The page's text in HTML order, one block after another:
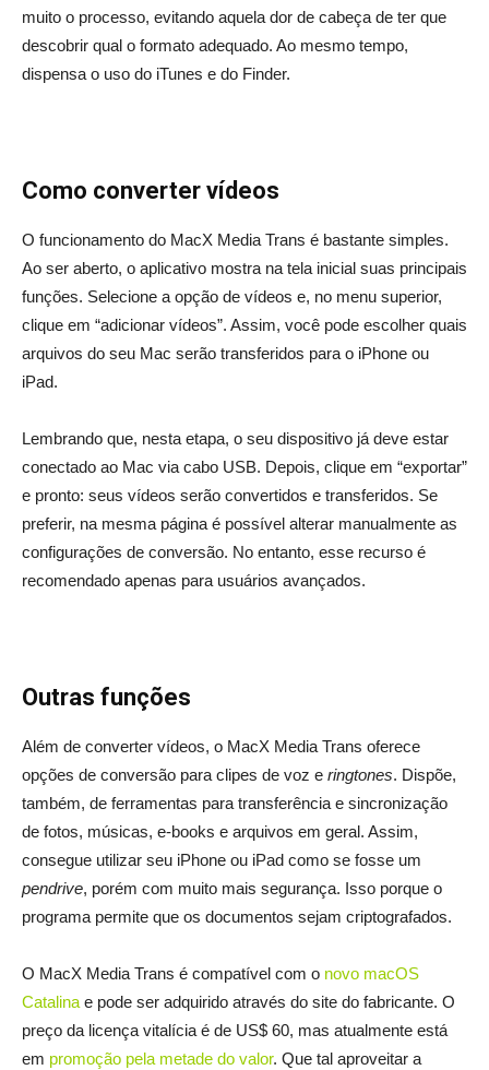
muito o processo, evitando aquela dor de cabeça de ter que
descobrir qual o formato adequado. Ao mesmo tempo,
dispensa o uso do iTunes e do Finder.
Como converter vídeos
O funcionamento do MacX Media Trans é bastante simples.
Ao ser aberto, o aplicativo mostra na tela inicial suas principais
funções. Selecione a opção de vídeos e, no menu superior,
clique em “adicionar vídeos”. Assim, você pode escolher quais
arquivos do seu Mac serão transferidos para o iPhone ou
iPad.
Lembrando que, nesta etapa, o seu dispositivo já deve estar
conectado ao Mac via cabo USB. Depois, clique em “exportar”
e pronto: seus vídeos serão convertidos e transferidos. Se
preferir, na mesma página é possível alterar manualmente as
configurações de conversão. No entanto, esse recurso é
recomendado apenas para usuários avançados.
Outras funções
Além de converter vídeos, o MacX Media Trans oferece
opções de conversão para clipes de voz e ringtones. Dispõe,
também, de ferramentas para transferência e sincronização
de fotos, músicas, e-books e arquivos em geral. Assim,
consegue utilizar seu iPhone ou iPad como se fosse um
pendrive, porém com muito mais segurança. Isso porque o
programa permite que os documentos sejam criptografados.
O MacX Media Trans é compatível com o novo macOS
Catalina e pode ser adquirido através do site do fabricante. O
preço da licença vitalícia é de US$ 60, mas atualmente está
em promoção pela metade do valor. Que tal aproveitar a